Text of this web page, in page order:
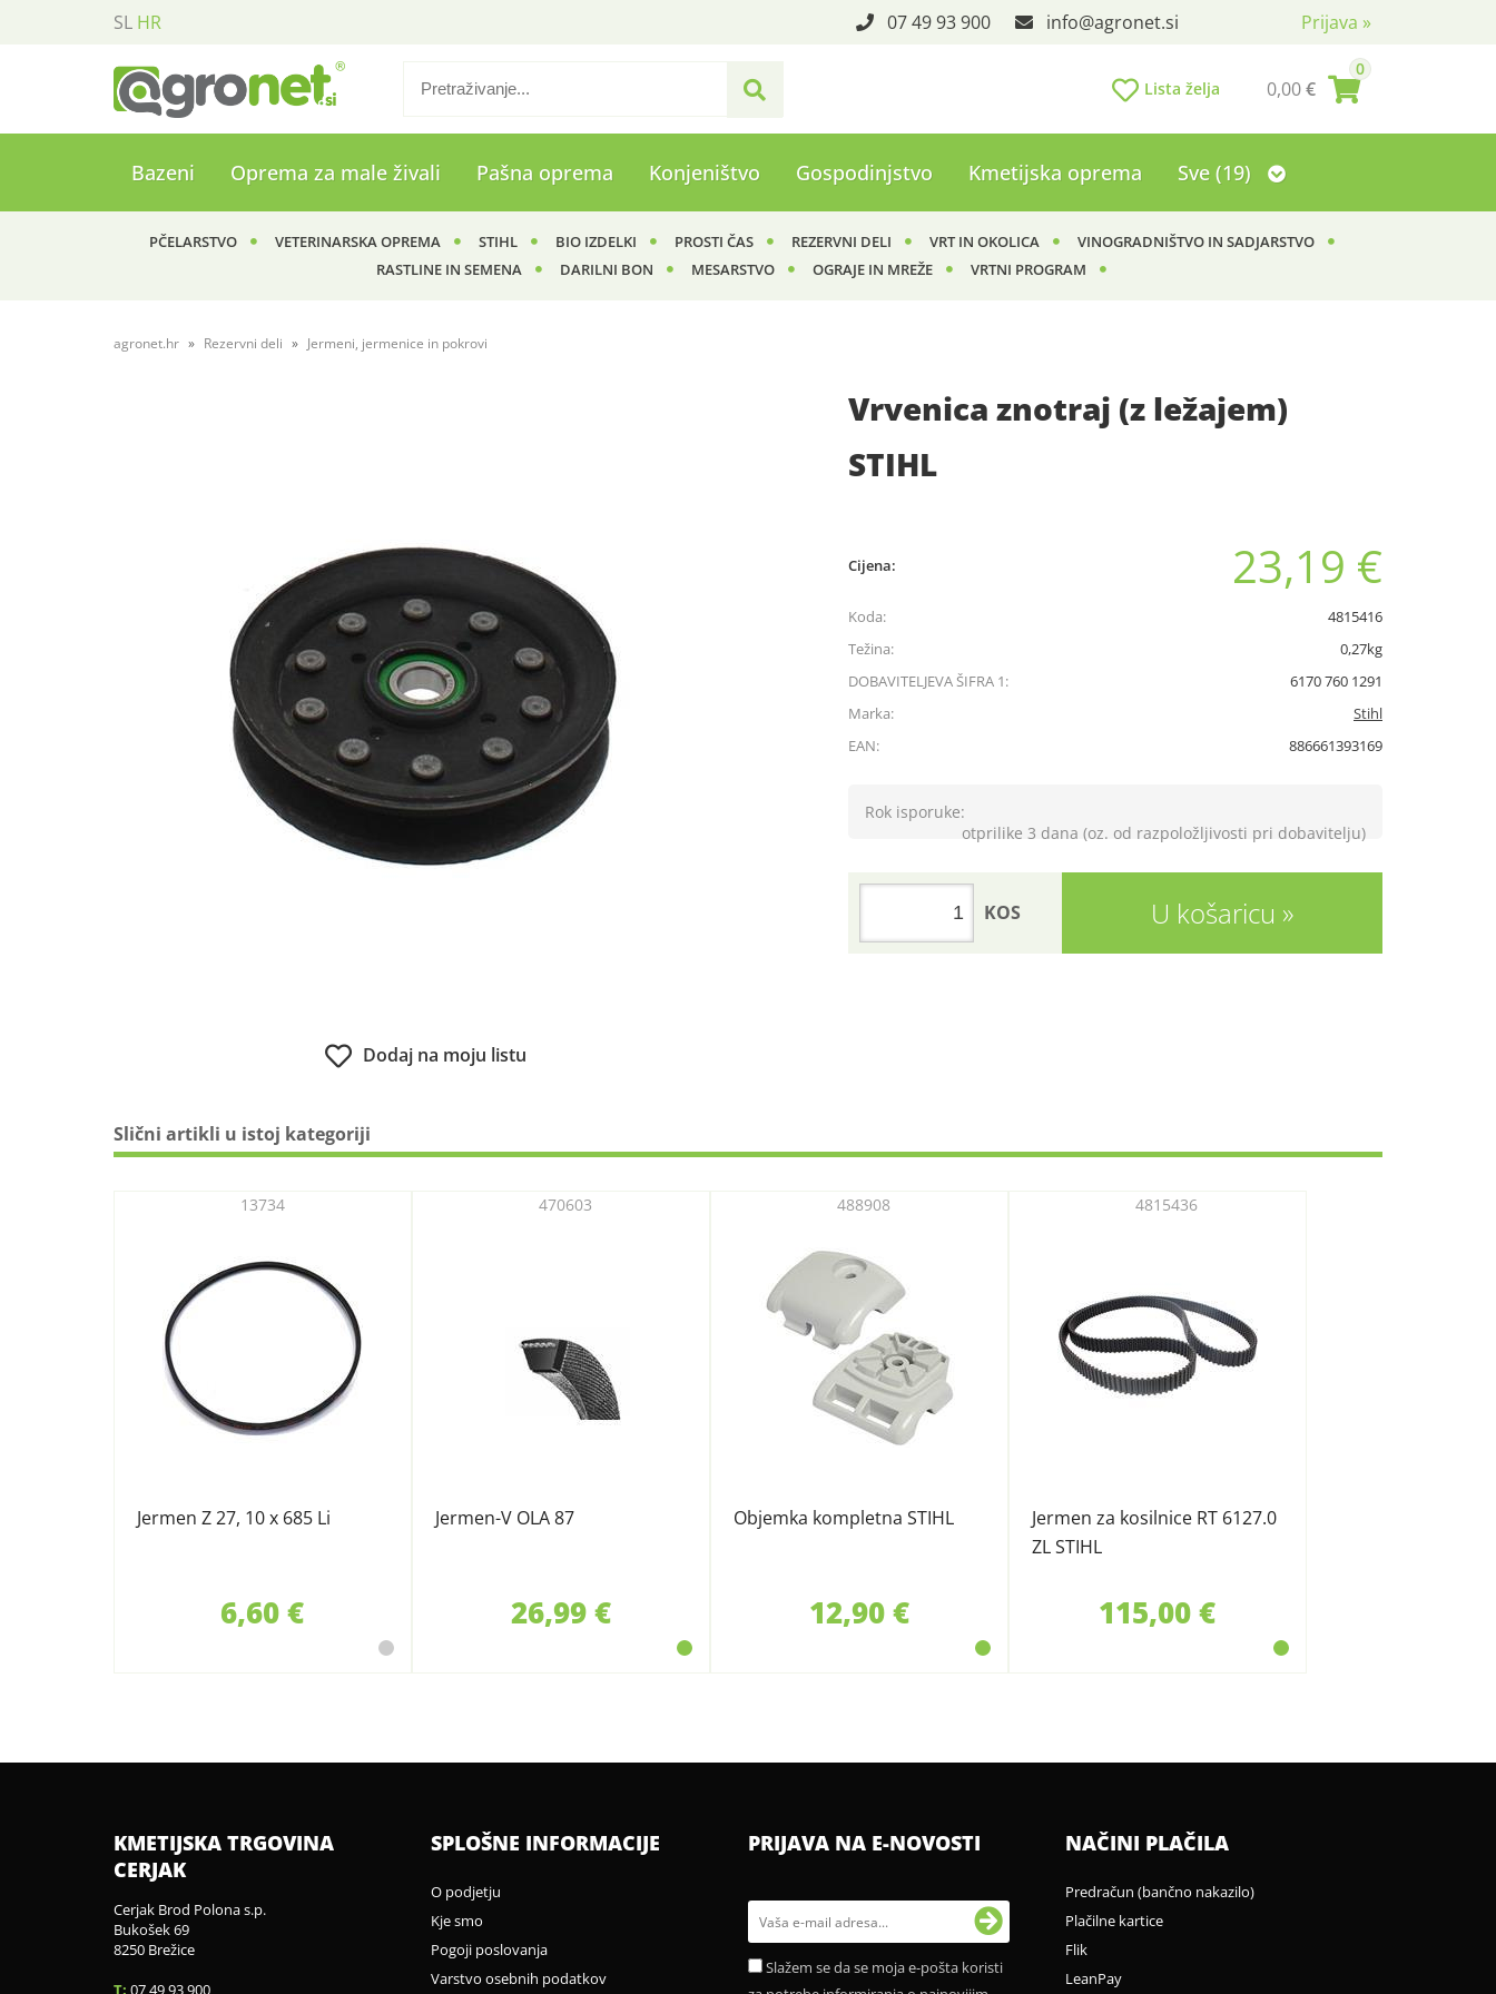
SL HR Prijava »
07 49 93 900 info agronet.si
0
0,00€
Lista želja
Bazeni Oprema za male živali Pašna oprema Konjeništvo Gospodinjstvo Kmetijska oprema Sve (19)
PČELARSTVO VETERINARSKA OPREMA STIHL BIO IZDELKI PROSTI ČAS REZERVNI DELI VRT IN OKOLICA
VINOGRADNIŠTVO IN SADJARSTVO
RASTLINE IN SEMENA
DARILNI BON MESARSTVO OGRAJE IN MREŽE VRTNI PROGRAM
agronet.hr Rezervni deli Jermeni, jermenice in pokrovi
Vrvenica znotraj (z ležajem)
STIHL
Dodaj na moju listu
Cijena: 23,19 €
Koda:
4815416
Težina:
0,27kg
DOBAVITELJEVA ŠIFRA 1:
6170 760 1291
Marka:
Stihl
EAN:
886661393169
Rok isporuke:
otprilike 3 dana (oz. od razpoložljivosti pri dobavitelju)
U košaricu
KOS
Slični artikli u istoj kategoriji
Jermen Z 27, 10 x 685 Li
13734
6,60 €
Jermen-V OLA 87
470603
26,99 €
Objemka kompletna STIHL
488908
12,90 €
Jermen za kosilnice RT 6127.0
ZL STIHL
4815436
115,00 €
KMETIJSKA TRGOVINA
CERJAK
Cerjak Brod Polona s.p.
Bukošek 69
8250 Brežice
T: 07 49 93 900
SPLOŠNE INFORMACIJE
O podjetju
Kje smo
Pogoji poslovanja
Varstvo osebnih podatkov
PRIJAVA NA E-NOVOSTI
Slažem se da se moja e-pošta koristi
NAČINI PLAČILA
Predračun (bančno nakazilo)
Plačilne kartice
Flik
LeanPay